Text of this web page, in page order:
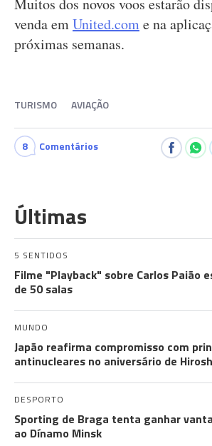
Muitos dos novos voos estarão
venda emUnited.come na
próximas semanas.
TURISMO AVIAÇÃO
8 Comentários
Últimas
5 SENTIDOS
Filme "Playback" sobre Carlos Paião
de 50 salas
MUNDO
Japão reafirma compromisso com
antinucleares no aniversário de
DESPORTO
Sporting de Braga tenta ganhar
ao Dínamo Minsk